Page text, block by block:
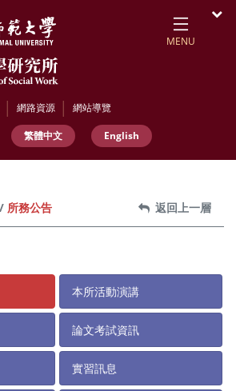
MENU
網路資源 網站導覽
繁體中文 English
所務公告 返回上一層
本所活動演講
論文考試資訊
實習訊息